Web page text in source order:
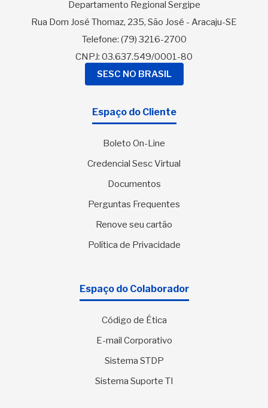
Departamento Regional Sergipe
Rua Dom José Thomaz, 235, São José - Aracaju-SE
Telefone: (79) 3216-2700
CNPJ: 03.637.549/0001-80
SESC NO BRASIL
Espaço do Cliente
Boleto On-Line
Credencial Sesc Virtual
Documentos
Perguntas Frequentes
Renove seu cartão
Política de Privacidade
Espaço do Colaborador
Código de Ética
E-mail Corporativo
Sistema STDP
Sistema Suporte TI